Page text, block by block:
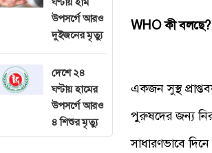
উপসর্গে আরও
দুইজনের মৃত্যু
দেশে ২৪
ঘণ্টায় হামের
উপসর্গে আরও
৪ শিশুর মৃত্যু
WHO কী বলছে?
একজন সুস্থ
পুরুষদের জন্য
সাধারণভাবে